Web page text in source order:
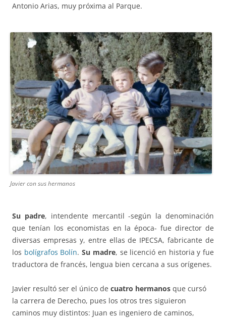
Antonio Arias, muy próxima al Parque.
Javier con sus hermanos
Su padre, intendente mercantil -según la denominación
que tenían los economistas en la época- fue director de
diversas empresas y, entre ellas de IPECSA, fabricante de
los bolígrafos Bolín.Su madre, se licenció en historia y fue
traductora de francés, lengua bien cercana a sus orígenes.
Javier resultó ser el único de cuatro hermanos que cursó
la carrera de Derecho, pues los otros tres siguieron
caminos muy distintos: Juan es ingeniero de caminos,